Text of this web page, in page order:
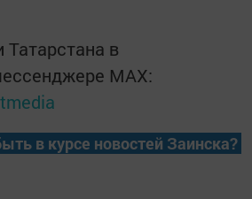
Татарстана в
MАХ:
в курсе новостей Заинска?